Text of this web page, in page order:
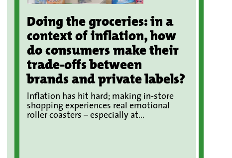
Doing the groceries: in a
context of inflation, how
do consumers make their
trade-offs between
brands and private labels?
Inflation has hit hard; making in-store
shopping experiences real emotional
roller coasters – especially at...